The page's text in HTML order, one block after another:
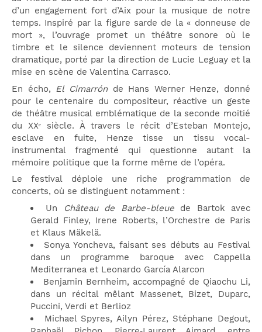
d’un engagement fort d’Aix pour la musique de notre
temps. Inspiré par la figure sarde de la « donneuse de
mort », l’ouvrage promet un théâtre sonore où le
timbre et le silence deviennent moteurs de tension
dramatique, porté par la direction de Lucie Leguay et la
mise en scène de Valentina Carrasco.
En écho, El Cimarrónde Hans Werner Henze, donné
pour le centenaire du compositeur, réactive un geste
de théâtre musical emblématique de la seconde moitié
du XXᵉ siècle. À travers le récit d’Esteban Montejo,
esclave en fuite, Henze tisse un tissu vocal-
instrumental fragmenté qui questionne autant la
mémoire politique que la forme même de l’opéra.
Le festival déploie une riche programmation de
concerts, où se distinguent notamment :
Un
Château de Barbe-bleuede Bartok avec
Gerald Finley, Irene Roberts, l’Orchestre de Paris
et Klaus Mäkelä.
Sonya Yoncheva, faisant ses débuts au Festival
dans un programme baroque avec Cappella
Mediterranea et Leonardo García Alarcon
Benjamin Bernheim, accompagné de Qiaochu Li,
dans un récital mêlant Massenet, Bizet, Duparc,
Puccini, Verdi et Berlioz
Michael Spyres, Ailyn Pérez, Stéphane Degout,